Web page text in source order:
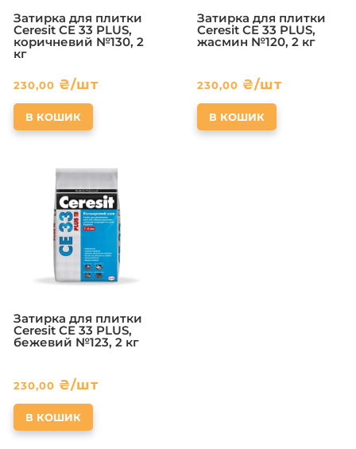
Затирка для плитки
Ceresit CE 33 PLUS,
коричневий №130, 2
кг
230,00 ₴/шт
В КОШИК
Затирка для плитки
Ceresit CE 33 PLUS,
жасмин №120, 2 кг
230,00 ₴/шт
В КОШИК
Затирка для плитки
Ceresit CE 33 PLUS,
бежевий №123, 2 кг
230,00 ₴/шт
В КОШИК